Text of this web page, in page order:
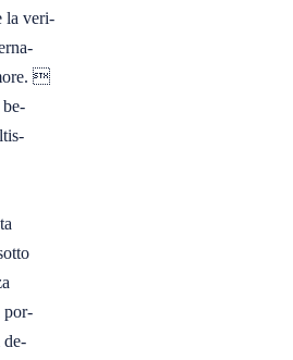
la veri-

por-
de-